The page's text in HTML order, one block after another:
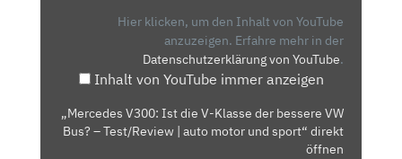
BESSERE
BUS?
Hier klicken, um den Inhalt von YouTube
anzuzeigen. Erfahre mehr in der
Datenschutzerklärung von YouTube.
Inhalt von YouTube immer anzeigen
„Mercedes V300: Ist die V-Klasse der bessere VW
Bus? – Test/Review | auto motor und sport“ direkt
öffnen